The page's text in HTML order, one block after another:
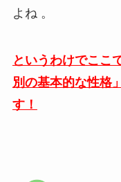
よね 。
というわけでここ
別の基本的な性格
す！